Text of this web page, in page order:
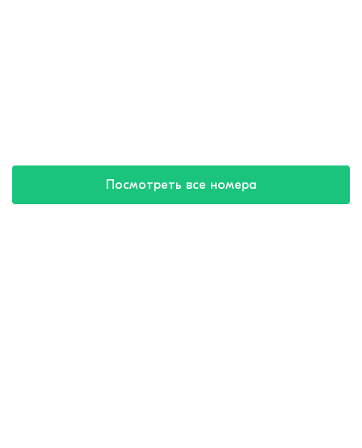
Посмотреть все номера